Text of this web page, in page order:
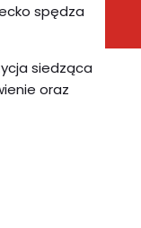
spędza
siedząca
oraz